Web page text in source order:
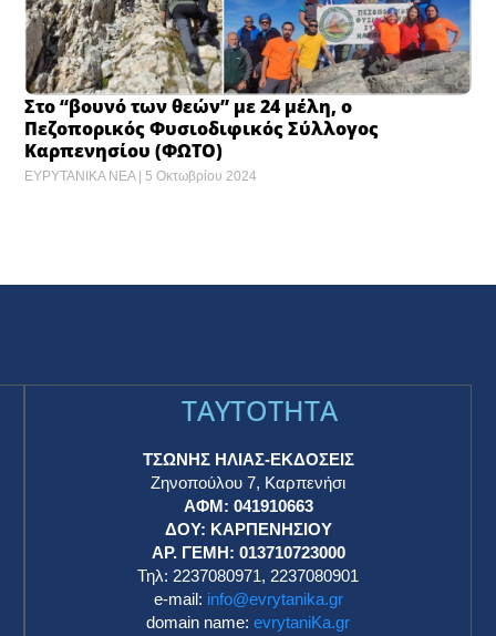
Στο “βουνό των θεών” με 24 μέλη, ο
Πεζοπορικός Φυσιοδιφικός Σύλλογος
Καρπενησίου (ΦΩΤΟ)
ΕΥΡΥΤΑΝΙΚΑ ΝΕΑ 5 Οκτωβρίου 2024
TAYTOTHTA
ΤΣΩΝΗΣ ΗΛΙΑΣ-ΕΚΔΟΣΕΙΣ
Ζηνοπούλου 7, Καρπενήσι
ΑΦΜ: 041910663
ΔΟΥ: ΚΑΡΠΕΝΗΣΙΟΥ
ΑΡ. ΓΕΜΗ: 013710723000
Τηλ: 2237080971, 2237080901
e-mail: info@evrytanika.gr
domain name: evrytaniKa.gr